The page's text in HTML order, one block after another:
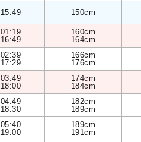
15:49 150cm
01:19
16:49
160cm
164cm
02:39
17:29
166cm
176cm
03:49
18:00
174cm
184cm
04:49
18:30
182cm
189cm
05:40
19:00
189cm
191cm